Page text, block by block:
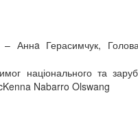
Аннa Герасимчук, Голова
національного та
Nabarro Olswang